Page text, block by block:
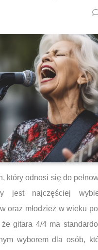
który odnosi się do
jest najczęściej
oraz młodzież w wieku
gitara 4/4 ma
wyborem dla osób,